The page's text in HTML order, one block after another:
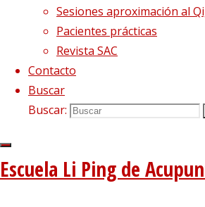
Sesiones aproximación al
Pacientes prácticas
Revista SAC
Contacto
Buscar
Buscar:
Escuela Li Ping de
Escuela de acupuntura y
|
Aviso Legal|
–|
Política de privacidad
Twitter
Funciona
Utilizamos cookies propias
y de terceros para proporcionarte